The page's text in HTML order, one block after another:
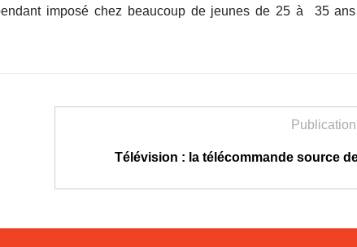
imposé chez beaucoup de jeunes de 25 à 35
Télévision : la télécommande source